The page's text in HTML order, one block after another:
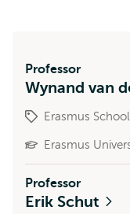
Professor
Wynand van
Erasmus
Erasmus
Professor
Erik Schut